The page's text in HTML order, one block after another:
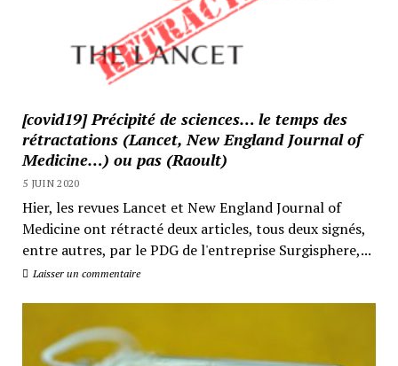
[covid19] Précipité de sciences… le temps des
rétractations (Lancet, New England Journal of
Medicine…) ou pas (Raoult)
5 JUIN 2020
Hier, les revues Lancet et New England Journal of
Medicine ont rétracté deux articles, tous deux signés,
entre autres, par le PDG de l'entreprise Surgisphere,...
Laisser un commentaire